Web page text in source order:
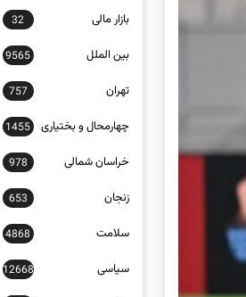
بازار مالی 32
بین الملل 9565
تهران 757
چهارمحال و بختیاری 1455
خراسان شمالی 978
زنجان 653
سلامت 4868
سیاسی 12668